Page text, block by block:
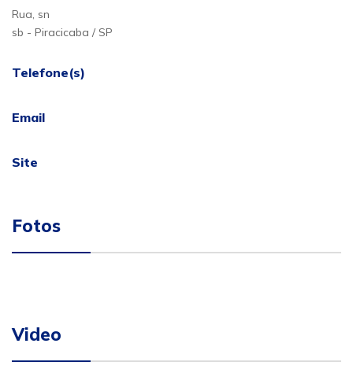
Rua, sn
sb - Piracicaba / SP
Telefone(s)
Email
Site
Fotos
Video